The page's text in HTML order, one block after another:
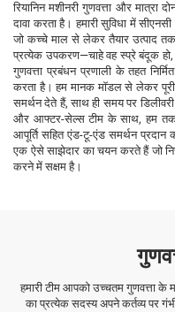
रियानिन मशीनरी गुणवत्ता और मात्रा
दावा करता है। हमारी सुविधा में
जो कच्चे माल से लेकर तैयार उत्पाद तक
प्रत्येक उपकरण—चाहे वह स्प्रे बंदूक
गुणवत्ता प्रबंधन प्रणाली के तहत
करता है। हम मानक मॉडल से लेकर
समर्थन देते हैं, साथ ही समय पर
और आफ्टर-सेल्स टीम के साथ, हम
आपूर्ति सहित एंड-टू-एंड समर्थन
एक ऐसे साझेदार का चयन करते हैं जो
करने में सक्षम है।
हमारी टीम आपको उच्चतम गुणवत्ता के
का प्रत्येक सदस्य अपने कर्तव्य पर